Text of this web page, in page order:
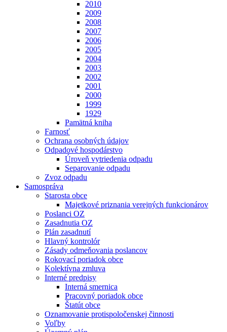
2010
2009
2008
2007
2006
2005
2004
2003
2002
2001
2000
1999
1929
Pamätná kniha
Farnosť
Ochrana osobných údajov
Odpadové hospodárstvo
Úroveň vytriedenia odpadu
Separovanie odpadu
Zvoz odpadu
Samospráva
Starosta obce
Majetkové priznania verejných funkcionárov
Poslanci OZ
Zasadnutia OZ
Plán zasadnutí
Hlavný kontrolór
Zásady odmeňovania poslancov
Rokovací poriadok obce
Kolektívna zmluva
Interné predpisy
Interná smernica
Pracovný poriadok obce
Štatút obce
Oznamovanie protispoločenskej činnosti
Voľby